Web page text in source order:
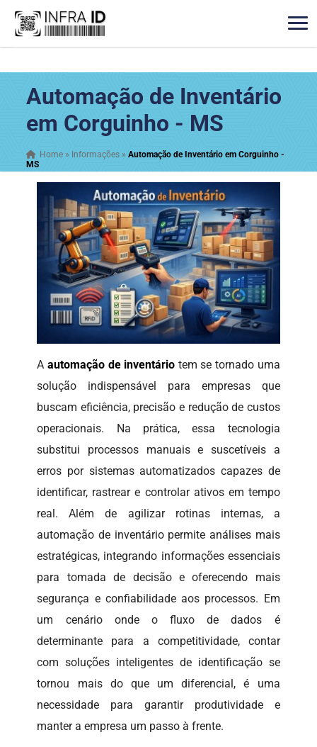
Automação de Inventário
em Corguinho - MS
Home » Informações »Automação de Inventário em Corguinho -
MS
Aautomação de inventário tem se tornado uma
solução indispensável para empresas que
buscam eficiência, precisão e redução de custos
operacionais. Na prática, essa tecnologia
substitui processos manuais e suscetíveis a
erros por sistemas automatizados capazes de
identificar, rastrear e controlar ativos em tempo
real. Além de agilizar rotinas internas, a
automação de inventário permite análises mais
estratégicas, integrando informações essenciais
para tomada de decisão e oferecendo mais
segurança e confiabilidade aos processos. Em
um cenário onde o fluxo de dados é
determinante para a competitividade, contar
com soluções inteligentes de identificação se
tornou mais do que um diferencial, é uma
necessidade para garantir produtividade e
manter a empresa um passo à frente.